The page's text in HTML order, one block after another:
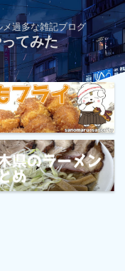
過多な雑記ブログ
てみた